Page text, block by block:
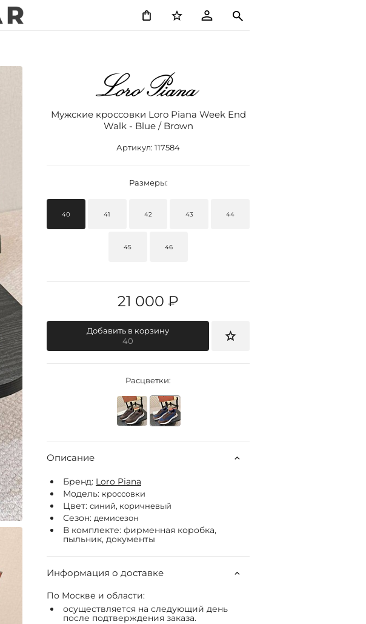
Мужские кроссовки Loro Piana Week End
Walk - Blue / Brown
Артикул: 117584
Размеры:
40 41 42 43 44
45 46
21 000 ₽
Добавить в корзину
40
Расцветки:
Описание
Бренд: Loro Piana
Модель: кроссовки
Цвет: синий, коричневый
Сезон: демисезон
В комплекте: фирменная коробка,
пыльник, документы
Информация о доставке
По Москве и области:
осуществляется на следующий день
после подтверждения заказа.